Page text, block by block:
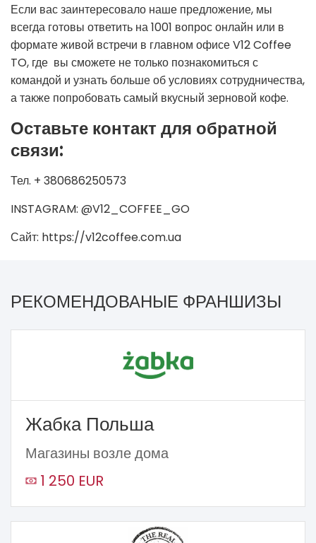
Если вас заинтересовало наше предложение, мы
всегда готовы ответить на 1001 вопрос онлайн или в
формате живой встречи в главном офисе V12 Coffee
TO, где вы сможете не только познакомиться с
командой и узнать больше об условиях сотрудничества,
а также попробовать самый вкусный зерновой кофе.
Оставьте контакт для обратной
связи:
Тел. + 380686250573
INSTAGRAM: @V12_COFFEE_GO
Сайт: https://v12coffee.com.ua
РЕКОМЕНДОВАНЫЕ ФРАНШИЗЫ
Жабка Польша
Магазины возле дома
1 250 EUR